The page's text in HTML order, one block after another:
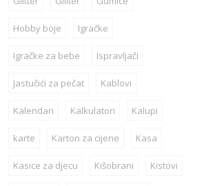
Hobby boje Igračke
Igračke za bebe Ispravljači
Jastučići za pečat Kablovi
Kalendari Kalkulatori Kalupi
karte Karton za cijene Kasa
Kasice za djecu Kišobrani Kistovi